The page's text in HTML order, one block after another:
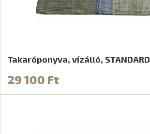
Takaróponyva, vízálló,
29 100 Ft